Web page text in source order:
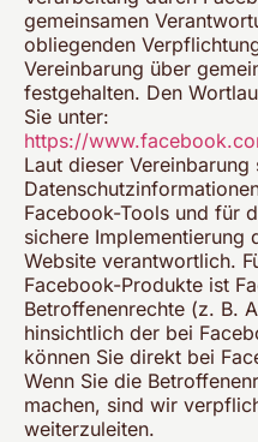
gemeinsamen
obliegenden
Vereinbarung über
festgehalten. Den
Sie unter:
https://
Laut dieser
Facebook-Tools und für
sichere Implementierung
Website verantwortlich.
Facebook-Produkte ist
Betroffenenrechte (z. B.
hinsichtlich der bei
können Sie direkt bei
Wenn Sie die
machen, sind wir
weiterzuleiten.